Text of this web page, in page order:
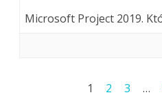
Microsoft Project 2019.
Stronicowanie1 2 3 …